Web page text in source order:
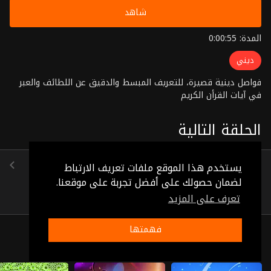
يستخدم هذا الموقع ملفات تعريف الارتباط
لضمان حصولك على أفضل تجربة على موقعنا.
تعرف على المزيد
فهمتها
شاهد
المدة: 0:00:55
ديني
فواصل دينية قصيرة، للتعريف المبسط والدقيق عن اللطائف والعبر
في آيات القرأن الكريم
الحلقة التالية
الحلقة 89
(0:00:59)
ذات صلة